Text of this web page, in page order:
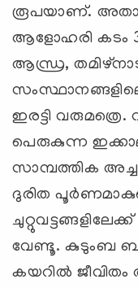
രൂപയാണ്.
ആളോഹരി കടം
ആന്ധ്ര,
ഇരട്ടി
പെരുകുന്ന
സാമ്പത്തിക
ദുരിത
വേണ്ടൂ. കുടുംബ
കയറില്‍